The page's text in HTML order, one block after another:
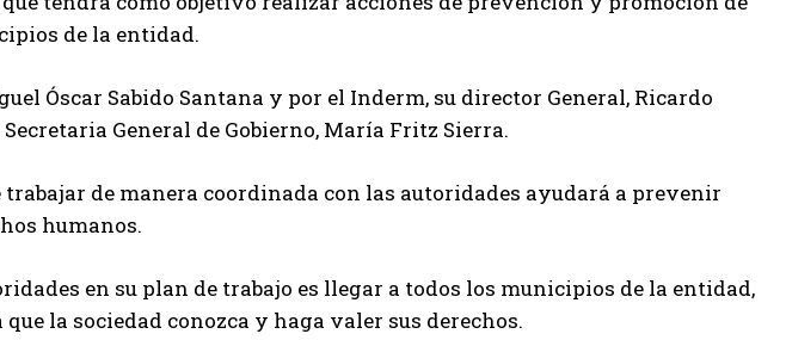
de la entidad.
Óscar Sabido Santana y por el Inderm, su director General, Ricardo
General de Gobierno, María Fritz Sierra.
trabajar de manera coordinada con las autoridades ayudará a prevenir
humanos.
en su plan de trabajo es llegar a todos los municipios de la entidad,
la sociedad conozca y haga valer sus derechos.